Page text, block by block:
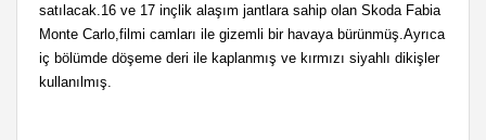
satılacak.16 ve 17 inçlik alaşım jantlara sahip olan Skoda Fabia
Monte Carlo,filmi camları ile gizemli bir havaya bürünmüş.Ayrıca
iç bölümde döşeme deri ile kaplanmış ve kırmızı siyahlı dikişler
kullanılmış.